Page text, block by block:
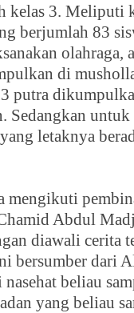
kelas 3. Meliputi
berjumlah 83
olahraga,
di
putra
Sedangkan
letaknya
mengikuti
Abdul
diawali cerita
bersumber dari
beliau
yang beliau